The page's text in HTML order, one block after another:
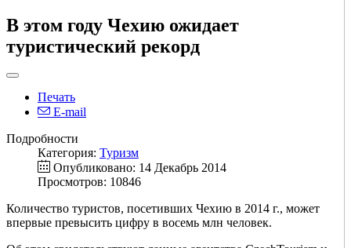
В этом году Чехию ожидает
туристический рекорд
Печать
E-mail
Подробности
Категория: Туризм
Опубликовано: 14 Декабрь 2014
Просмотров: 10846
Количество туристов, посетивших Чехию в 2014 г., может
впервые превысить цифру в восемь млн человек.